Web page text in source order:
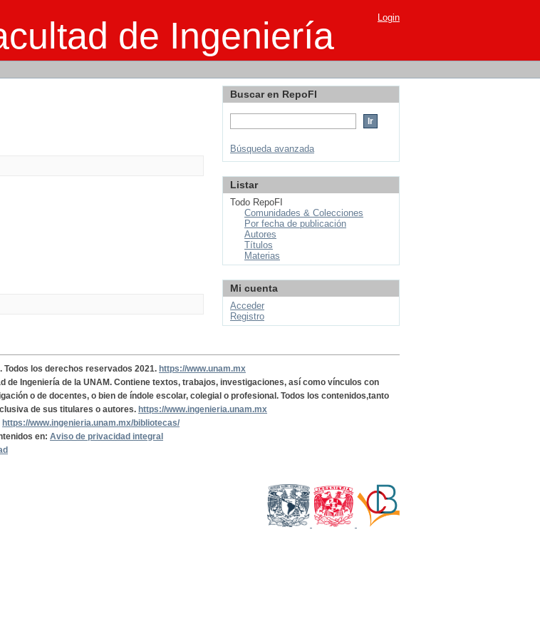
de Ingeniería Login
Buscar en RepoFI
Búsqueda avanzada
Listar
Todo RepoFI
Comunidades & Colecciones
Por fecha de publicación
Autores
Títulos
Materias
Mi cuenta
Acceder
Registro
Todos los derechos reservados 2021. https://www.unam.mx
de Ingeniería de la UNAM. Contiene textos, trabajos, investigaciones, así como vínculos con
o de docentes, o bien de índole escolar, colegial o profesional. Todos los contenidos,tanto
de sus titulares o autores. https://www.ingenieria.unam.mx
https://www.ingenieria.unam.mx/bibliotecas/
en: Aviso de privacidad integral